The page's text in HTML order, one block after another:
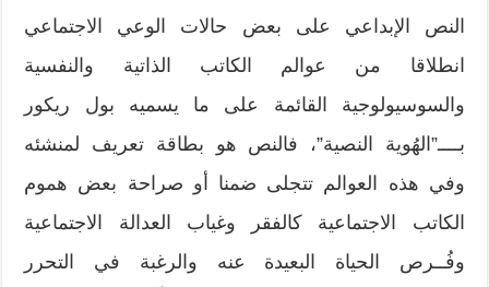
النص الإبداعي على بعض حالات الوعي الاجتماعي
انطلاقا من عوالم الكاتب الذاتية والنفسية
والسوسيولوجية القائمة على ما يسميه بول ريكور
بــــ”الهُوية النصية”، فالنص هو بطاقة تعريف لمنشئه
وفي هذه العوالم تتجلى ضمنا أو صراحة بعض هموم
الكاتب الاجتماعية كالفقر وغياب العدالة الاجتماعية
وفُــرص الحياة البعيدة عنه والرغبة في التحرر